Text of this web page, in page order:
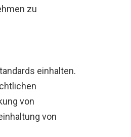
zu
einhalten.
von
von